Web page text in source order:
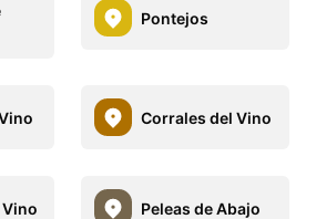
Pontejos
Corrales del Vino
Peleas de Abajo